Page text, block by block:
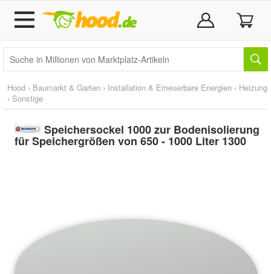
Hood › Baumarkt & Garten › Installation & Erneuerbare Energien › Heizung
› Sonstige
Speichersockel 1000 zur Bodenisolierung
für Speichergrößen von 650 - 1000 Liter 1300